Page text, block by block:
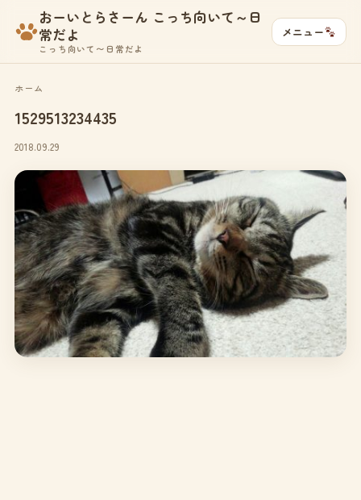
おーいとらさーん こっち向いて～日
常だよ
こっち向いて〜日常だよ
メニュー
ホーム
1529513234435
2018.09.29